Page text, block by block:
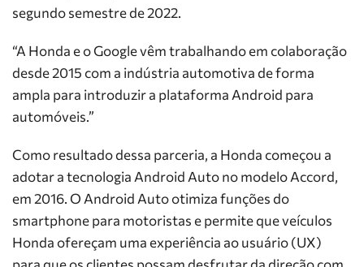
segundo semestre de 2022.
“A Honda e o Google vêm trabalhando em colaboração
desde 2015 com a indústria automotiva de forma
ampla para introduzir a plataforma Android para
automóveis.”
Como resultado dessa parceria, a Honda começou a
adotar a tecnologia Android Auto no modelo Accord,
em 2016. O Android Auto otimiza funções do
smartphone para motoristas e permite que veículos
Honda ofereçam uma experiência ao usuário (UX)